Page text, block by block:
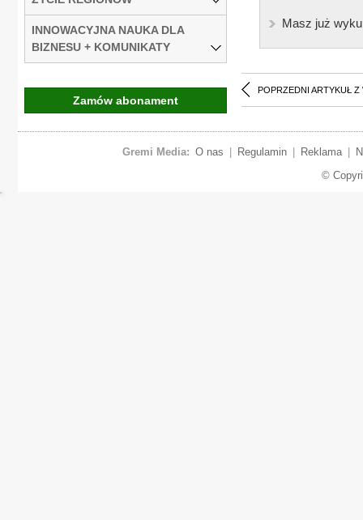
Masz już
POPRZEDNI ARTYKUŁ Z
INNOWACYJNA NAUKA DLA
BIZNESU + KOMUNIKATY
Zamów abonament
Gremi Media: O nas Regulamin Reklama
©